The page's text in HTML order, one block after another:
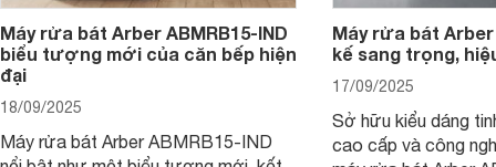
Máy rửa bát Arber ABMRB15-IND
biểu tượng mới của căn bếp hiện
đại
18/09/2025
Máy rửa bát Arber ABMRB15-IND
Máy rửa bát
kế sang trọng,
17/09/2025
Sở hữu kiểu dáng
cao cấp và công